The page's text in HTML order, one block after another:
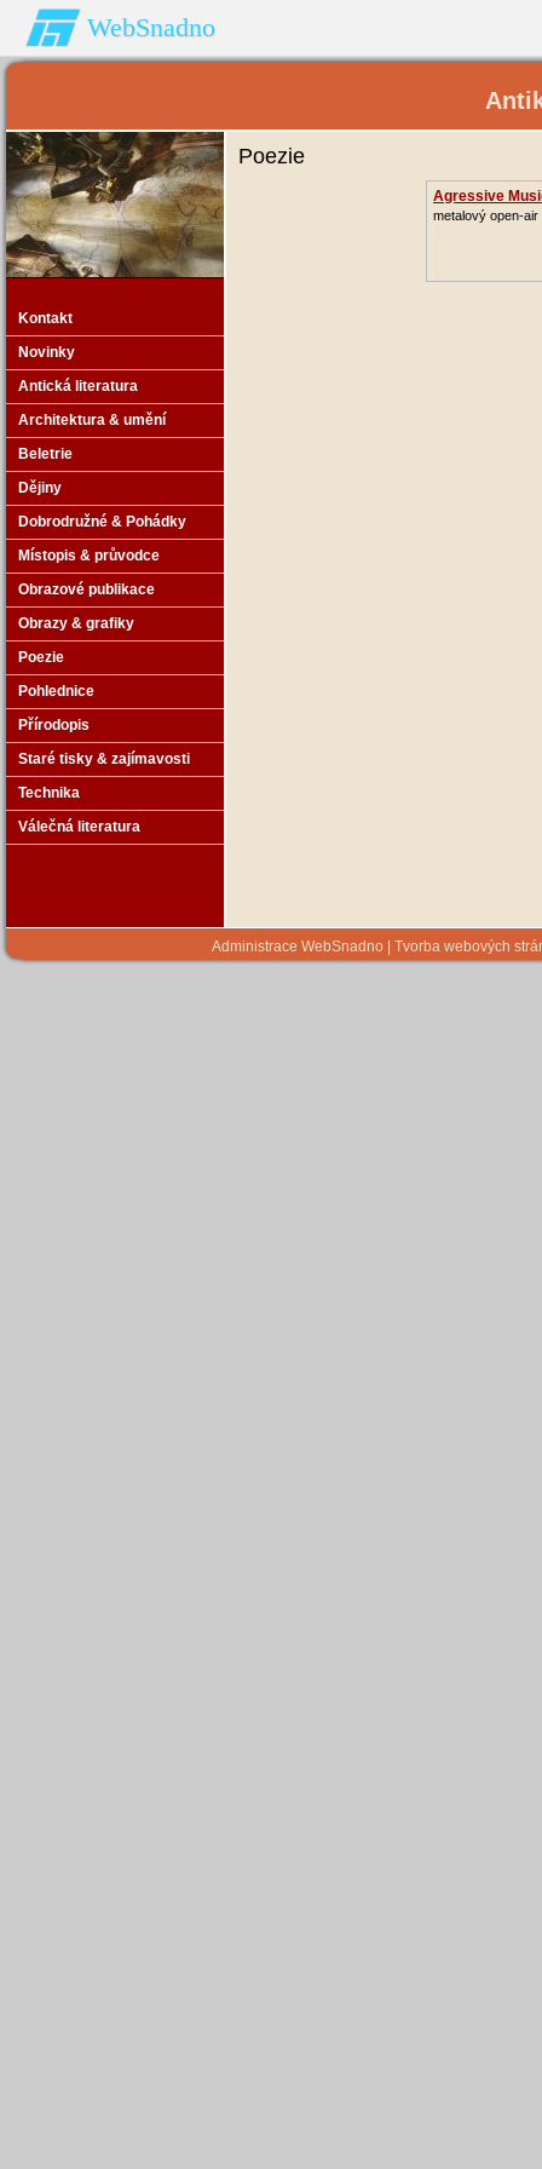
WebSnadno
Kontakt
Novinky
Antická literatura
Architektura & umění
Beletrie
Dějiny
Dobrodružné & Pohádky
Místopis & průvodce
Obrazové publikace
Obrazy & grafiky
Poezie
Pohlednice
Přírodopis
Staré tisky & zajímavosti
Technika
Válečná literatura
Poezie
Agressive
metalový open-air
Administrace WebSnadno Tvorba webových